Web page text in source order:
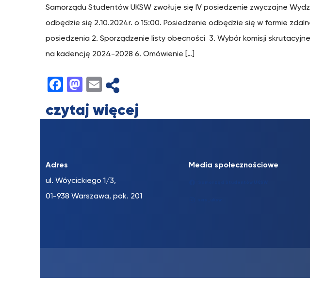
Samorządu Studentów UKSW zwołuje się IV posiedzenie zwyczajne
odbędzie się 2.10.2024r. o 15:00. Posiedzenie odbędzie się w formie
posiedzenia 2. Sporządzenie listy obecności 3. Wybór komisji
na kadencję 2024-2028 6. Omówienie […]
Facebook Mastodon Email
czytaj więcej
Adres
ul. Wóycickiego 1/3,
01-938 Warszawa, pok. 201
Media społecznościowe